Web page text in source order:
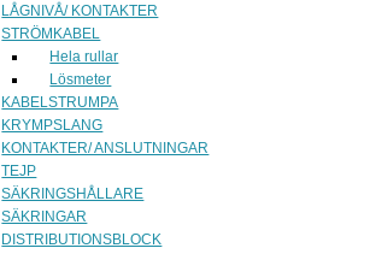
LÅGNIVÅ/ KONTAKTER
STRÖMKABEL
Hela rullar
Lösmeter
KABELSTRUMPA
KRYMPSLANG
KONTAKTER/ ANSLUTNINGAR
TEJP
SÄKRINGSHÅLLARE
SÄKRINGAR
DISTRIBUTIONSBLOCK